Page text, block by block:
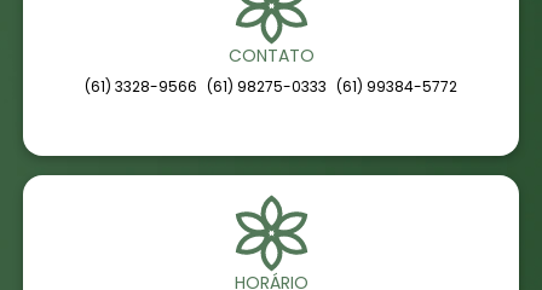
CONTATO
(61) 3328-9566 (61) 98275-0333 (61) 99384-5772
HORÁRIO